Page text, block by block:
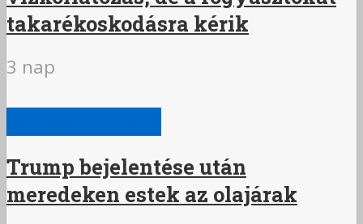
takarékoskodásra kérik
3 nap
Trump bejelentése után
meredeken estek az olajárak